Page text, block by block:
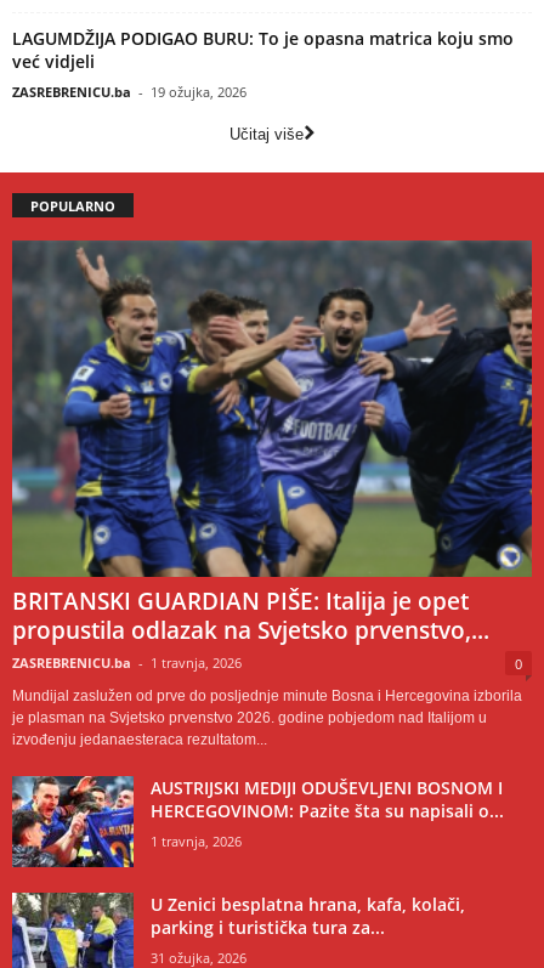
LAGUMDŽIJA PODIGAO BURU: To je opasna matrica koju smo
već vidjeli
ZASREBRENICU.ba - 19 ožujka, 2026
Učitaj više
POPULARNO
BRITANSKI GUARDIAN PIŠE: Italija je opet
propustila odlazak na Svjetsko prvenstvo,...
ZASREBRENICU.ba - 1 travnja, 2026 0
Mundijal zaslužen od prve do posljednje minute Bosna i Hercegovina izborila
je plasman na Svjetsko prvenstvo 2026. godine pobjedom nad Italijom u
izvođenju jedanaesteraca rezultatom...
AUSTRIJSKI MEDIJI ODUŠEVLJENI BOSNOM I
HERCEGOVINOM: Pazite šta su napisali o...
1 travnja, 2026
U Zenici besplatna hrana, kafa, kolači,
parking i turistička tura za...
31 ožujka, 2026